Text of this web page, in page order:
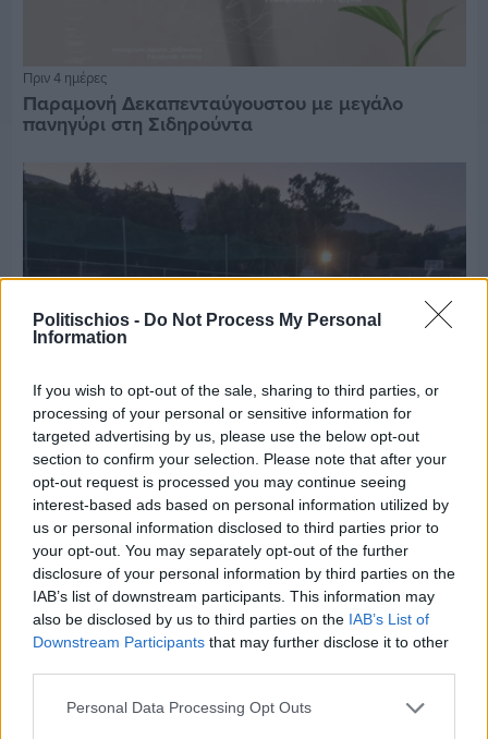
Politischios - Do Not Process My Personal
Information
If you wish to opt-out of the sale, sharing to third parties, or
processing of your personal or sensitive information for
targeted advertising by us, please use the below opt-out
section to confirm your selection. Please note that after your
opt-out request is processed you may continue seeing
interest-based ads based on personal information utilized by
us or personal information disclosed to third parties prior to
your opt-out. You may separately opt-out of the further
disclosure of your personal information by third parties on the
IAB’s list of downstream participants. This information may
also be disclosed by us to third parties on the IAB’s List of
Downstream Participants that may further disclose it to other
Personal Data Processing Opt Outs
Πριν 4 ημέρες
Παραμονή Δεκαπενταύγουστου με μεγάλο
πανηγύρι στη Σιδηρούντα
Πριν 4 ημέρες
70 χρόνια ιστορίας και συγκίνησης για το
Ανδρεάδειο Γυμνάσιο Βροντάδου